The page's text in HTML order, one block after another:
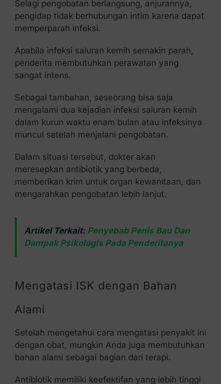
Selagi pengobatan berlangsung, anjurannya,
pengidap tidak berhubungan intim karena dapat
memperparah infeksi.
Apabila infeksi saluran kemih semakin parah,
penderita membutuhkan perawatan yang
sangat intens.
Sebagai tambahan, seseorang bisa saja
mengalami dua kejadian infeksi saluran kemih
dalam kurun waktu enam bulan atau infeksinya
muncul setelah menjalani pengobatan.
Dalam situasi tersebut, dokter akan
meresepkan antibiotik yang berbeda,
memberikan krim untuk organ kewanitaan, dan
mengarahkan pengobatan lebih lanjut.
Artikel Terkait: Penyebab Penis Bau Dan
Dampak Psikologis Pada Penderitanya
Mengatasi ISK dengan Bahan
Alami
Setelah mengetahui cara mengatasi penyakit ini
dengan obat, mungkin Anda juga membutuhkan
bahan alami sebagai bagian dari terapi.
Antibiotik memiliki keefektifan yang lebih tinggi